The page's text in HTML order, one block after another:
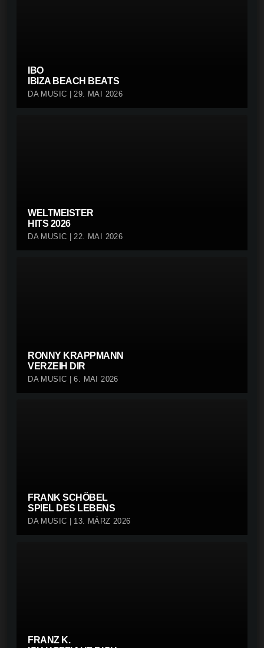
IBO
IBIZA BEACH BEATS
DA MUSIC | 29. MAI 2026
WELTMEISTER
HITS 2026
DA MUSIC | 22. MAI 2026
RONNY KRAPPMANN
VERZEIH DIR
DA MUSIC | 6. MAI 2026
FRANK SCHÖBEL
SPIEL DES LEBENS
DA MUSIC | 13. MÄRZ 2026
FRANZ K.